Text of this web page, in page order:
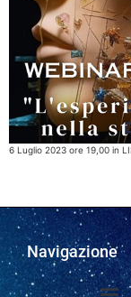
6 Luglio 2023 ore 19,00 in
Navigazione